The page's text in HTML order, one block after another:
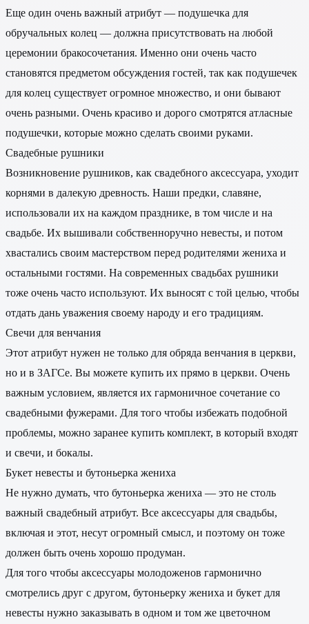
Еще один очень важный атрибут — подушечка для
обручальных колец — должна присутствовать на любой
церемонии бракосочетания. Именно они очень часто
становятся предметом обсуждения гостей, так как подушечек
для колец существует огромное множество, и они бывают
очень разными. Очень красиво и дорого смотрятся атласные
подушечки, которые можно сделать своими руками.
Свадебные рушники
Возникновение рушников, как свадебного аксессуара, уходит
корнями в далекую древность. Наши предки, славяне,
использовали их на каждом празднике, в том числе и на
свадьбе. Их вышивали собственноручно невесты, и потом
хвастались своим мастерством перед родителями жениха и
остальными гостями. На современных свадьбах рушники
тоже очень часто используют. Их выносят с той целью, чтобы
отдать дань уважения своему народу и его традициям.
Свечи для венчания
Этот атрибут нужен не только для обряда венчания в церкви,
но и в ЗАГСе. Вы можете купить их прямо в церкви. Очень
важным условием, является их гармоничное сочетание со
свадебными фужерами. Для того чтобы избежать подобной
проблемы, можно заранее купить комплект, в который входят
и свечи, и бокалы.
Букет невесты и бутоньерка жениха
Не нужно думать, что бутоньерка жениха — это не столь
важный свадебный атрибут. Все аксессуары для свадьбы,
включая и этот, несут огромный смысл, и поэтому он тоже
должен быть очень хорошо продуман.
Для того чтобы аксессуары молодоженов гармонично
смотрелись друг с другом, бутоньерку жениха и букет для
невесты нужно заказывать в одном и том же цветочном